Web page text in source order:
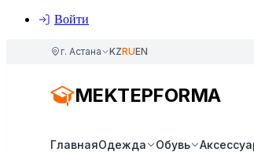
Войти
г. Астана KZRUEN
MEKTEPFORMA
ГлавнаяОдежда Обувь